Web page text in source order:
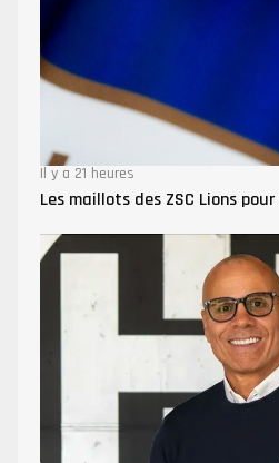
Il y a 21 heures
Les maillots des ZSC Lions